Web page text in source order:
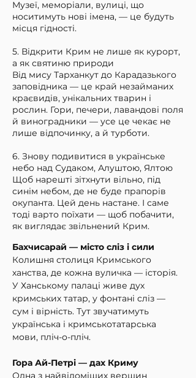
Музеї, меморіали, вулиці, що
носитимуть нові імена, — це будуть
місця гідності.
5. Відкрити Крим не лише як курорт,
а як святиню природи
Від мису Тарханкут до Карадазького
заповідника — це край незайманих
краєвидів, унікальних тварин і
рослин. Гори, печери, лавандові поля
й виноградники — усе це чекає не
лише відпочинку, а й турботи.
6. Знову подивитися в українське
небо над Судаком, Алуштою, Ялтою
Щоб нарешті зітхнути вільно, під
синім небом, де не буде прапорів
окупанта. Цей день настане. І саме
тоді варто поїхати — щоб побачити,
як виглядає звільнений Крим.
Бахчисарай — місто сліз і сили
Колишня столиця Кримського
ханства, де кожна вуличка — історія.
У Ханському палаці живе дух
кримських татар, у фонтані сліз —
сум і вірність. Тут звучатимуть
українська і кримськотатарська
мови, пліч-о-пліч.
Гора Ай-Петрі — дах Криму
Одна з найвідоміших вершин